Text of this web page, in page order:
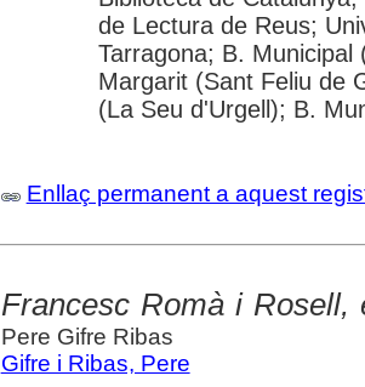
de Lectura de Reus;
Tarragona; B.
Margarit (Sant Feliu de
(La Seu d'Urgell); B.
Enllaç permanent a aquest
Francesc Romà i Rosell,
Pere Gifre Ribas
Gifre i Ribas, Pere